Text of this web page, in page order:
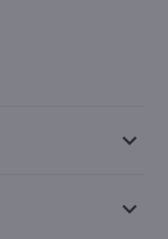
keyboard_arrow_down
keyboard_arrow_down